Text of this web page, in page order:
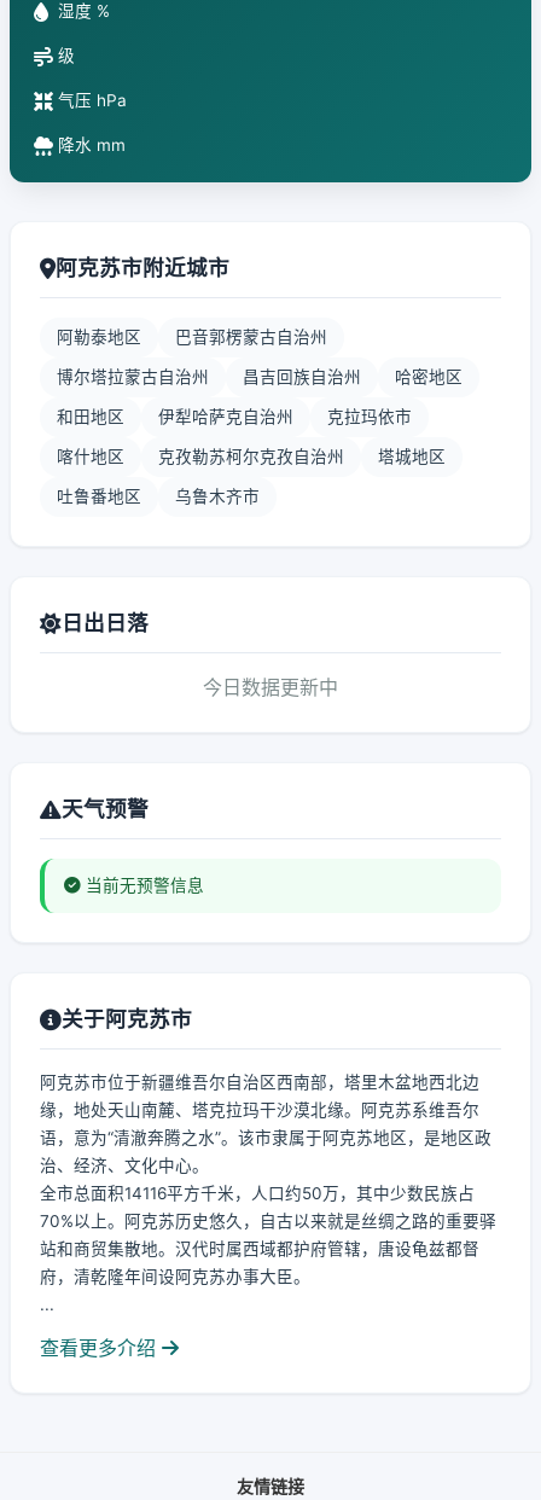
湿度 %
级
气压 hPa
降水 mm
阿克苏市附近城市
阿勒泰地区 巴音郭楞蒙古自治州
博尔塔拉蒙古自治州 昌吉回族自治州 哈密地区
和田地区 伊犁哈萨克自治州 克拉玛依市
喀什地区 克孜勒苏柯尔克孜自治州 塔城地区
吐鲁番地区 乌鲁木齐市
日出日落
今日数据更新中
天气预警
当前无预警信息
关于阿克苏市
阿克苏市位于新疆维吾尔自治区西南部，塔里木盆地西北边
缘，地处天山南麓、塔克拉玛干沙漠北缘。阿克苏系维吾尔
语，意为“清澈奔腾之水”。该市隶属于阿克苏地区，是地区政
治、经济、文化中心。
全市总面积14116平方千米，人口约50万，其中少数民族占
70%以上。阿克苏历史悠久，自古以来就是丝绸之路的重要驿
站和商贸集散地。汉代时属西域都护府管辖，唐设龟兹都督
府，清乾隆年间设阿克苏办事大臣。
...
查看更多介绍
友情链接